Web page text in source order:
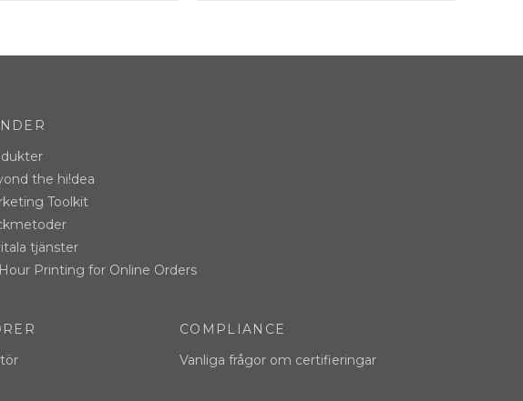
the hi!dea
Toolkit
tjänster
Printing for Online Orders
COMPLIANCE
Vanliga frågor om certifieringar